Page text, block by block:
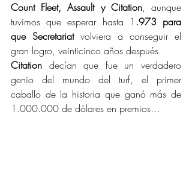
Count Fleet, Assault y Citation, aunque
tuvimos que esperar hasta 1 .973 para
que Secretariat volviera a conseguir el
gran logro, veinticinco años después.
Citation decían que fue un verdadero
genio del mundo del turf, el primer
caballo de la historia que ganó más de
1.000.000 de dólares en premios…